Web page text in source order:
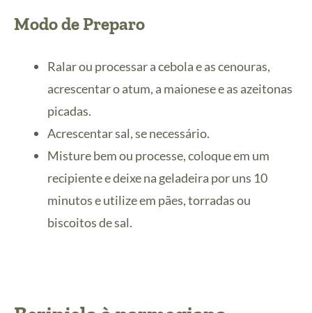
Modo de Preparo
Ralar ou processar a cebola e as cenouras,
acrescentar o atum, a maionese e as azeitonas
picadas.
Acrescentar sal, se necessário.
Misture bem ou processe, coloque em um
recipiente e deixe na geladeira por uns 10
minutos e utilize em pães, torradas ou
biscoitos de sal.